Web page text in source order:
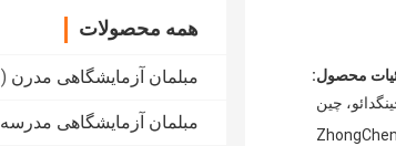
همه محصولات
مبلمان آزمایشگاهی مدرن (33)
مبلمان آزمایشگاهی مدرسه
محصول:
چین